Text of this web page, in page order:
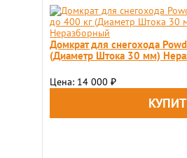
Домкрат для снегохода
(Диаметр Штока 30 мм)
Цена: 14 000 ₽